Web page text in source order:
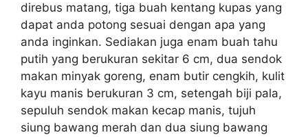
direbus matang, tiga buah kentang kupas yang
dapat anda potong sesuai dengan apa yang
anda inginkan. Sediakan juga enam buah tahu
putih yang berukuran sekitar 6 cm, dua sendok
makan minyak goreng, enam butir cengkih, kulit
kayu manis berukuran 3 cm, setengah biji pala,
sepuluh sendok makan kecap manis, tujuh
siung bawang merah dan dua siung bawang